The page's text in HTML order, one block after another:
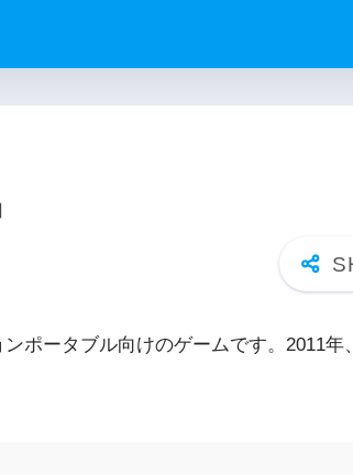
ポータブル向けのゲームです。2011年